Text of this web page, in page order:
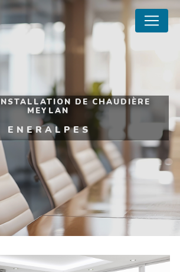
DE CHAUDIÈRE
MEYLAN
ENERALPES
cookies